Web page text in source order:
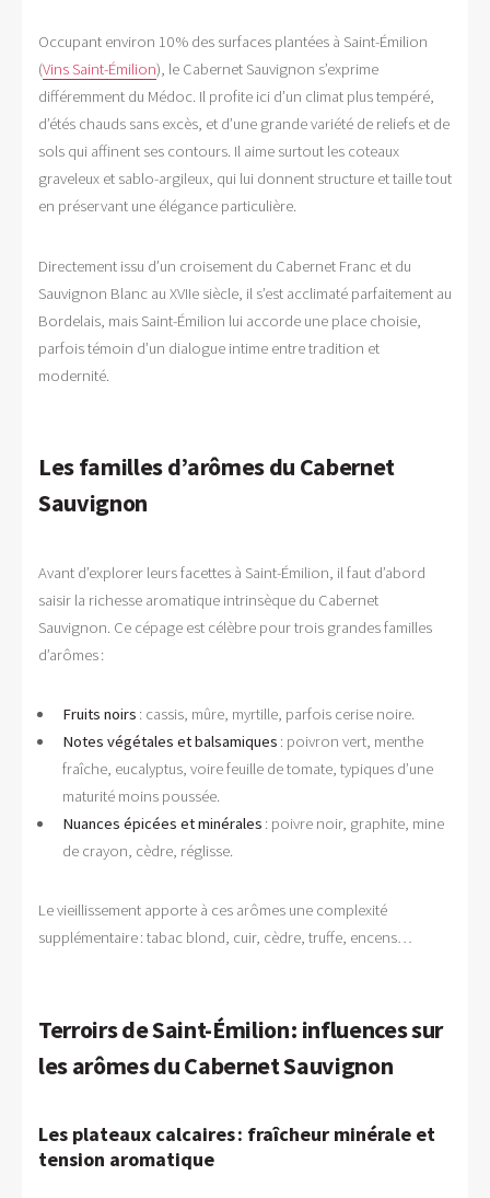
Occupant environ 10 % des surfaces plantées à Saint-Émilion
(Vins Saint-Émilion), le Cabernet Sauvignon s’exprime
différemment du Médoc. Il profite ici d’un climat plus tempéré,
d’étés chauds sans excès, et d’une grande variété de reliefs et de
sols qui affinent ses contours. Il aime surtout les coteaux
graveleux et sablo-argileux, qui lui donnent structure et taille tout
en préservant une élégance particulière.
Directement issu d’un croisement du Cabernet Franc et du
Sauvignon Blanc au XVIIe siècle, il s’est acclimaté parfaitement au
Bordelais, mais Saint-Émilion lui accorde une place choisie,
parfois témoin d’un dialogue intime entre tradition et
modernité.
Les familles d’arômes du Cabernet
Sauvignon
Avant d’explorer leurs facettes à Saint-Émilion, il faut d’abord
saisir la richesse aromatique intrinsèque du Cabernet
Sauvignon. Ce cépage est célèbre pour trois grandes familles
d’arômes :
Fruits noirs : cassis, mûre, myrtille, parfois cerise noire.
Notes végétales et balsamiques : poivron vert, menthe
fraîche, eucalyptus, voire feuille de tomate, typiques d’une
maturité moins poussée.
Nuances épicées et minérales : poivre noir, graphite, mine
de crayon, cèdre, réglisse.
Le vieillissement apporte à ces arômes une complexité
supplémentaire : tabac blond, cuir, cèdre, truffe, encens…
Terroirs de Saint-Émilion : influences sur
les arômes du Cabernet Sauvignon
Les plateaux calcaires : fraîcheur minérale et
tension aromatique